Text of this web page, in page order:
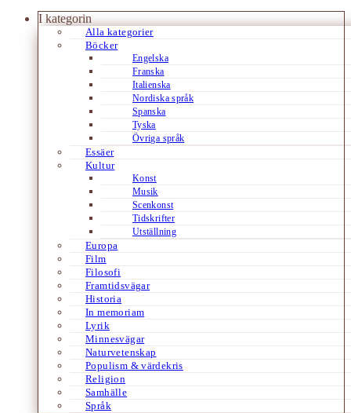
I kategorin
Alla kategorier
Böcker
Engelska
Franska
Italienska
Nordiska språk
Spanska
Tyska
Övriga språk
Essäer
Kultur
Konst
Musik
Scenkonst
Tidskrifter
Utställning
Europa
Film
Filosofi
Framtidsvägar
Historia
In memoriam
Lyrik
Minnesvägar
Naturvetenskap
Populism & värdekris
Religion
Samhälle
Språk